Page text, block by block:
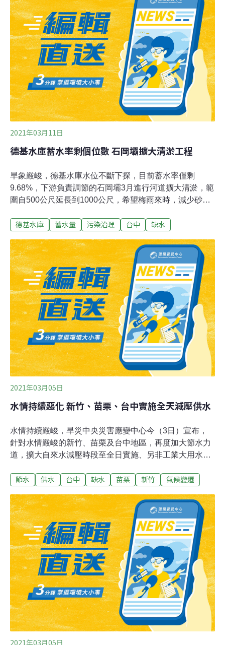
會造成地層下陷或影響水源保育，在產業缺水時可作為備
援措施，並要求水情正常後封井。竹科管理局局長王永壯
今天上午赴立法院教育及文化委員會，針對科學園區鑿井
抗旱一事備詢，他說，科學園區有環評限制，會針對廠商
提出的鑿井需求研究可行性，若允許將會由竹科鑿井，而
非廠商。王美花下午陪同行政院長蘇貞昌視察竹南頭份水
資源回收中心，王美花接受媒體聯訪時重申，依環評法，
竹科不能鑿井，但若依災防法，則必須要有臨時應變措
施，才會開放廠商申請。
2021年03月11日
德基水庫蓄水率剩個位數 石岡壩擴大清淤工程
旱象嚴峻，德基水庫水位不斷下探，目前蓄水率僅剩
9.68%，下游負責調節的石岡壩3月進行河道擴大清淤，範
圍自500公尺延長到1000公尺，希望梅雨來時，減少砂石
水庫水位持續下降，德基水庫水位10日為1337.18公尺，
於1350公尺才可發電，2月起德基分廠即停止發電。石岡
壩管理中心指出，因應旱象，今年3月擴大辦理清淤工
程，以長庚橋為準往上游延伸至1000公尺，希望雨水來
時，減少砂石進入水壩，增加儲水量。由於國內水情告
急，全台各地水庫蓄水量持續下滑，配合中央區域供水調
度，加強抗旱整備及節水宣導。中部水資源局呼籲全民節
約用水。
德基水庫 蓄水量 污染治理 台中 缺水
2021年03月05日
水情持續惡化 新竹、苗栗、台中實施全天減壓供水
水情持續嚴峻，旱災中央災害應變中心今（3日）宣布，
針對水情嚴峻的新竹、苗栗及台中地區，再度加大節水力
道，擴大自來水減壓時段至全日實施、另非工業大用水戶
水引用水量限制等措施，至於各地區水情燈號則暫時維持
體降雨持續偏少，依中央氣象局最新預測北部及中部局部
地區降雨頻率將有增高趨勢，未來一周中部以北有降雨機
會，惟目前新竹、苗栗及台中地區供水水庫蓄水量已低於
二成較為嚴峻。為降低節水措施對各界用水影響，今（3
日）會中也決定放寬於今年枯旱期間申請臨時鑿井引水、
公告取消減量供水橙燈地區（新竹、苗栗、台中、嘉義及
台南）地下水權用水範圍及引用水量限制，及開放停灌地
區未使用的農業水井提供各界自行取水載水等配套措施。
節水 供水 台中 缺水 苗栗 新竹 氣候變遷
2021年03月05日